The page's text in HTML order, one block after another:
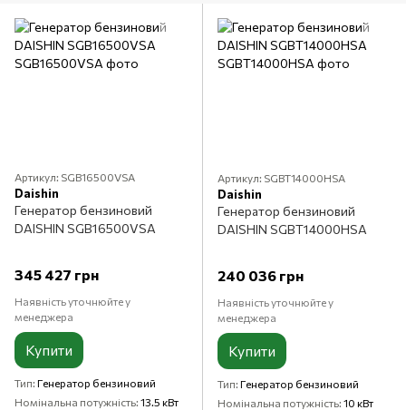
Артикул: SGB16500VSA
Daishin
Генератор бензиновий
DAISHIN SGB16500VSA
345 427 грн
Наявність уточнюйте у
менеджера
Купити
Тип Генератор бензиновий
Номінальна потужність 13.5 кВт
Артикул: SGBT14000HSA
Daishin
Генератор бензиновий
DAISHIN SGBT14000HSA
240 036 грн
Наявність уточнюйте у
менеджера
Купити
Тип Генератор бензиновий
Номінальна потужність 10 кВт